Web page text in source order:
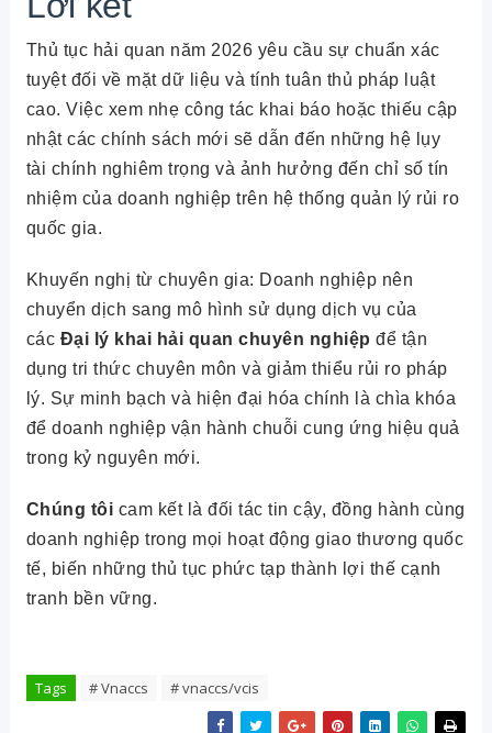
Thủ tục hải quan năm 2026 yêu cầu sự chuẩn xác
tuyệt đối về mặt dữ liệu và tính tuân thủ pháp luật
cao. Việc xem nhẹ công tác khai báo hoặc thiếu cập
nhật các chính sách mới sẽ dẫn đến những hệ lụy
tài chính nghiêm trọng và ảnh hưởng đến chỉ số tín
nhiệm của doanh nghiệp trên hệ thống quản lý rủi ro
quốc gia.
Khuyến nghị từ chuyên gia: Doanh nghiệp nên
chuyển dịch sang mô hình sử dụng dịch vụ của
các Đại lý khai hải quan chuyên nghiệp để tận
dụng tri thức chuyên môn và giảm thiểu rủi ro pháp
lý. Sự minh bạch và hiện đại hóa chính là chìa khóa
để doanh nghiệp vận hành chuỗi cung ứng hiệu quả
trong kỷ nguyên mới.
Chúng tôi cam kết là đối tác tin cậy, đồng hành cùng
doanh nghiệp trong mọi hoạt động giao thương quốc
tế, biến những thủ tục phức tạp thành lợi thế cạnh
tranh bền vững.
Tags # Vnaccs # vnaccs/vcis